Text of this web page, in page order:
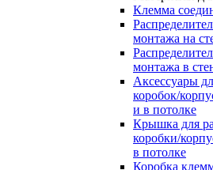
Клемма
монтажа на
монтажа в
Аксессуары
коробок/
и в потолке
Крышка для
коробки/
в потолке
Коробка